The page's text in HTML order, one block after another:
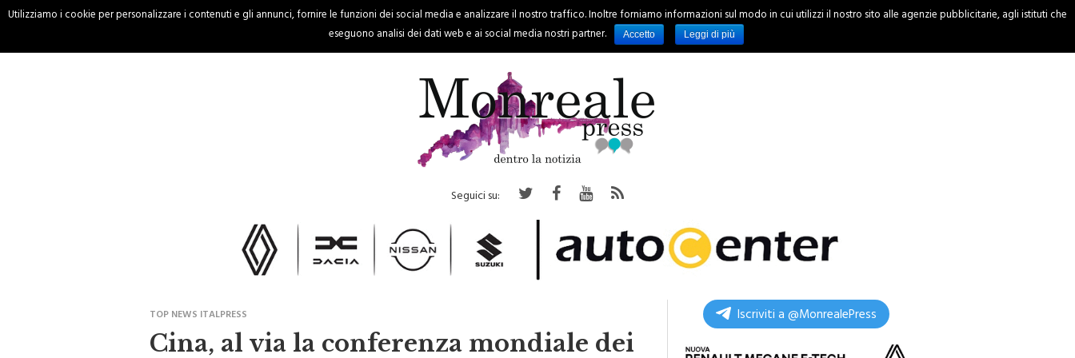
HOME CRONACA PALERMO REGIONE EVENTI RUBRICHE SPORT INCHIESTE
Seguici su:
TOP NEWS ITALPRESS
Cina, al via la conferenza mondiale dei
Iscriviti a @MonrealePress
Utilizziamo i cookie per personalizzare i contenuti e gli annunci, fornire le funzioni dei social media e analizzare il nostro traffico. Inoltre forniamo informazioni sul modo in cui utilizzi il nostro sito alle agenzie pubblicitarie, agli istituti che
eseguono analisi dei dati web e ai social media nostri partner.
Accetto Leggi di più